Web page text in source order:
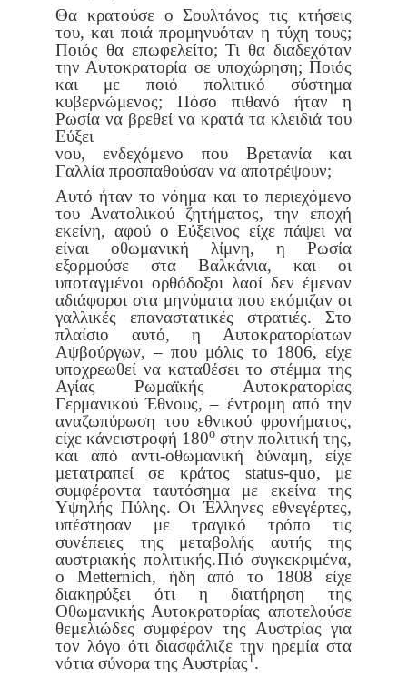
Θα κρατούσε ο Σουλτάνος τις κτήσεις
του, και ποιά προμηνυόταν η τύχη τους;
Ποιός θα επωφελείτο; Τι θα διαδεχόταν
την Αυτοκρατορία σε υποχώρηση; Ποιός
και με ποιό πολιτικό σύστημα
κυβερνώμενος; Πόσο πιθανό ήταν η
Ρωσία να βρεθεί να κρατά τα κλειδιά του
Εύξει
νου, ενδεχόμενο που Βρετανία και
Γαλλία προσπαθούσαν να αποτρέψουν;
Αυτό ήταν το νόημα και το περιεχόμενο
του Ανατολικού ζητήματος, την εποχή
εκείνη, αφού ο Εύξεινος είχε πάψει να
είναι οθωμανική λίμνη, η Ρωσία
εξορμούσε στα Βαλκάνια, και οι
υποταγμένοι ορθόδοξοι λαοί δεν έμεναν
αδιάφοροι στα μηνύματα που εκόμιζαν οι
γαλλικές επαναστατικές στρατιές. Στο
πλαίσιο αυτό, η Αυτοκρατορίατων
Αψβούργων, – που μόλις το 1806, είχε
υποχρεωθεί να καταθέσειτο στέμμα της
Αγίας Ρωμαϊκής Αυτοκρατορίας
Γερμανικού Έθνους, – έντρομη από την
αναζωπύρωση του εθνικού φρονήματος,
είχε κάνειστροφή 180οστην πολιτική της,
και από αντι-οθωμανική δύναμη, είχε
μετατραπεί σε κράτος status-quo, με
συμφέροντα ταυτόσημα με εκείνατης
Υψηλής Πύλης. Οι Έλληνες εθνεγέρτες,
υπέστησαν με τραγικότρόπο τις
συνέπειες της μεταβολής αυτής της
αυστριακής πολιτικής.Πιό συγκεκριμένα,
ο Metternich, ήδη από το 1808 είχε
διακηρύξει ότι η διατήρηση της
Οθωμανικής Αυτοκρατορίας απoτελούσε
θεμελιώδεςσυμφέρον της Αυστρίας για
τον λόγο ότι διασφάλιζε την ηρεμία στα
νότια σύνορα της Αυστρίας1.